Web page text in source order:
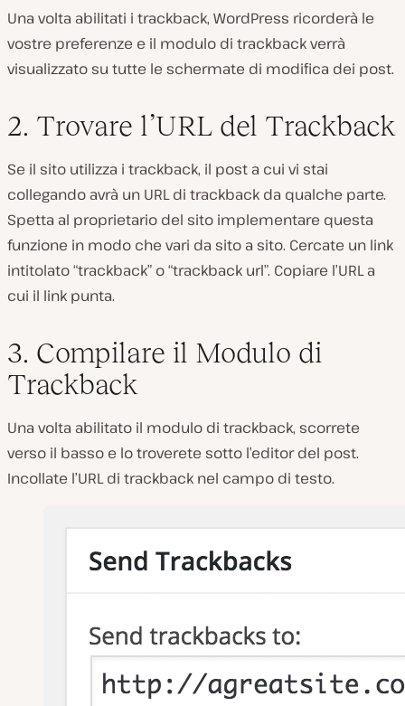
Una volta abilitati i trackback, WordPress ricorderà le
vostre preferenze e il modulo di trackback verrà
visualizzato su tutte le schermate di modifica dei post.
2. Trovare l’URL del Trackback
Se il sito utilizza i trackback, il post a cui vi stai
collegando avrà un URL di trackback da qualche parte.
Spetta al proprietario del sito implementare questa
funzione in modo che vari da sito a sito. Cercate un link
intitolato “trackback” o “trackback url”. Copiare l’URL a
cui il link punta.
3. Compilare il Modulo di
Trackback
Una volta abilitato il modulo di trackback, scorrete
verso il basso e lo troverete sotto l’editor del post.
Incollate l’URL di trackback nel campo di testo.